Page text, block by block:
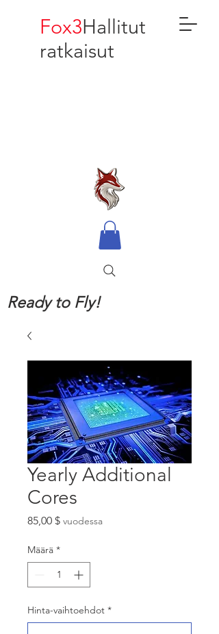
Fox3Hallitut
ratkaisut
Ready to Fly!
Yearly Additional
Cores
85,00 $Hinta
vuodessa
Määrä *
Hinta-vaihtoehdot *